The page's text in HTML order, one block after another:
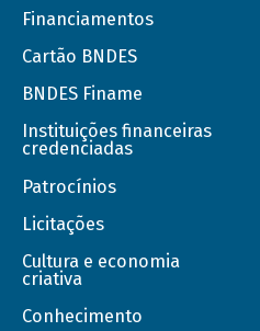
Financiamentos
Cartão BNDES
BNDES Finame
Instituições financeiras
credenciadas
Patrocínios
Licitações
Cultura e economia
criativa
Conhecimento